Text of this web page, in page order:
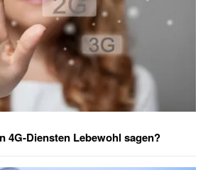
4G-Diensten Lebewohl sagen?